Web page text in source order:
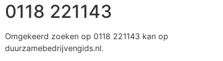
0118 221143
Omgekeerd zoeken op 0118 221143 kan op
duurzamebedrijvengids.nl.